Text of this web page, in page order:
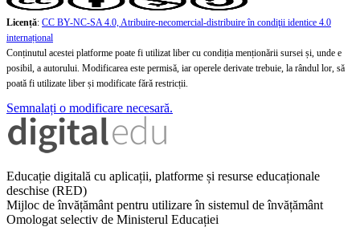
Licență: CC BY-NC-SA 4.0, Atribuire-necomercial-distribuire în condiţii identice 4.0
internațional
Conținutul acestei platforme poate fi utilizat liber cu condiția menționării sursei și, unde e
posibil, a autorului. Modificarea este permisă, iar operele derivate trebuie, la rândul lor, să
poată fi utilizate liber și modificate fără restricții.
Semnalați o modificare necesară.
Educație digitală cu aplicații, platforme și resurse educaționale
deschise (RED)
Mijloc de învățământ pentru utilizare în sistemul de învățământ
Omologat selectiv de Ministerul Educației